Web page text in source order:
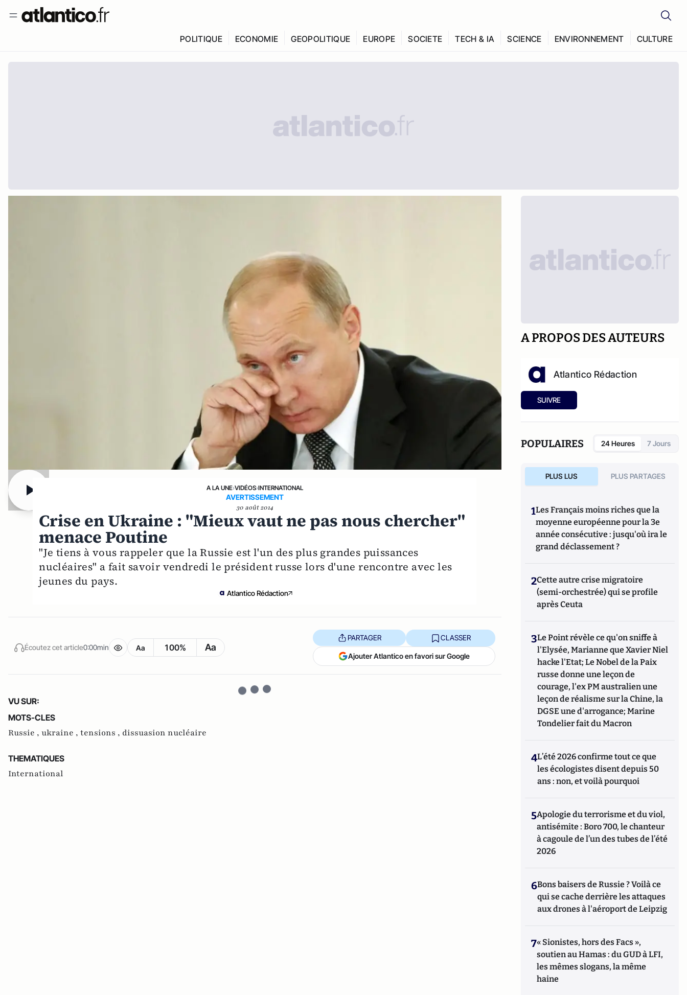
POLITIQUE ECONOMIE GEOPOLITIQUE EUROPE SOCIETE TECH & IA SCIENCE ENVIRONNEMENT CULTURE
A LA UNE›VIDÉOS›INTERNATIONAL
AVERTISSEMENT
30 août 2014
Crise en Ukraine : "Mieux vaut ne pas nous chercher"
menace Poutine
"Je tiens à vous rappeler que la Russie est l'un des plus grandes puissances
nucléaires" a fait savoir vendredi le président russe lors d'une rencontre avec les
jeunes du pays.
Atlantico Rédaction
Écoutez cet article0:00min Aa 100% Aa
PARTAGER CLASSER
Ajouter Atlantico en favori sur Google
VU SUR:
MOTS-CLES
Russie , ukraine , tensions , dissuasion nucléaire
THEMATIQUES
International
A PROPOS DES AUTEURS
Atlantico Rédaction
SUIVRE
POPULAIRES 24 Heures 7 Jours
PLUS LUS PLUS PARTAGES
1Les Français moins riches que la
moyenne européenne pour la 3e
année consécutive : jusqu'où ira le
grand déclassement ?
2Cette autre crise migratoire
(semi-orchestrée) qui se profile
après Ceuta
3Le Point révèle ce qu'on sniffe à
l'Elysée, Marianne que Xavier Niel
hacke l'Etat; Le Nobel de la Paix
russe donne une leçon de
courage, l'ex PM australien une
leçon de réalisme sur la Chine, la
DGSE une d'arrogance; Marine
Tondelier fait du Macron
4L’été 2026 confirme tout ce que
les écologistes disent depuis 50
ans : non, et voilà pourquoi
5Apologie du terrorisme et du viol,
antisémite : Boro 700, le chanteur
à cagoule de l’un des tubes de l’été
2026
6Bons baisers de Russie ? Voilà ce
qui se cache derrière les attaques
aux drones à l'aéroport de Leipzig
7« Sionistes, hors des Facs »,
soutien au Hamas : du GUD à LFI,
les mêmes slogans, la même
haine